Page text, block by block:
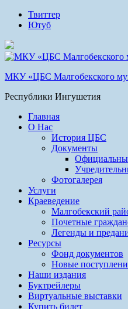
Твиттер
Ютуб
МКУ «ЦБС Малгобекского
Республики Ингушетия
Главная
О Нас
История ЦБС
Документы
Фотогалерея
Услуги
Краеведение
Малгобекский
Почетные
Легенды и
Ресурсы
Фонд документов
Новые
Наши издания
Буктрейлеры
Виртуальные выставки
Купить билет